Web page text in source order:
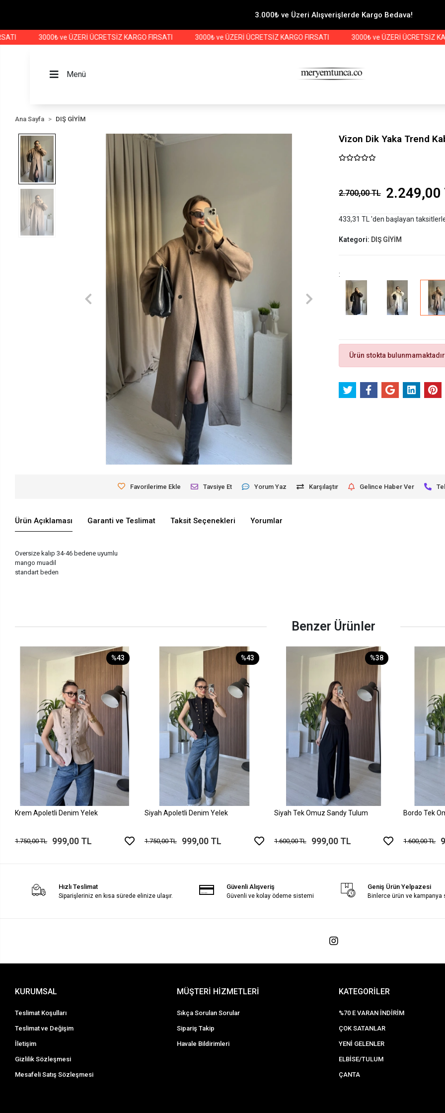
3.000₺ ve Üzeri Alışverişlerde Kargo Bedava!
3000₺ ve ÜZERİ ÜCRETSİZ KARGO FIRSATI 3000₺ ve ÜZERİ ÜCRETSİZ KARGO FIRSATI 3000₺ ve ÜZERİ ÜCRETSİZ KARGO
Menü
Ana Sayfa DIŞ GİYİM
Vizon Dik Yaka Trend
2.700,00 TL 2.249,00
433,31 TL 'den başlayan
Kategori: DIŞ GİYİM
:
Ürün stokta
Favorilerime Ekle Tavsiye Et Yorum Yaz Karşılaştır Gelince Haber Ver
Ürün Açıklaması Garanti ve Teslimat Taksit Seçenekleri Yorumlar
Oversize kalıp 34-46 bedene uyumlu
mango muadil
standart beden
Benzer Ürünler
%43
Krem Apoletli Denim Yelek
1.750,00 TL 999,00 TL
%43
Siyah Apoletli Denim Yelek
1.750,00 TL 999,00 TL
%38
Siyah Tek Omuz Sandy Tulum
1.600,00 TL 999,00 TL
Bordo Tek
1.600,00 TL
Hızlı Teslimat
Siparişleriniz en kısa sürede elinize ulaşır.
Güvenli Alışveriş
Güvenli ve kolay ödeme sistemi
Geniş Ürün Yelpazesi
Binlerce ürün ve kampanya
KURUMSAL
Teslimat Koşulları
Teslimat ve Değişim
İletişim
Gizlilik Sözleşmesi
Mesafeli Satış Sözleşmesi
MÜŞTERİ HİZMETLERİ
Sıkça Sorulan Sorular
Sipariş Takip
Havale Bildirimleri
KATEGORİLER
%70 E VARAN İNDİRİM
ÇOK SATANLAR
YENİ GELENLER
ELBİSE/TULUM
ÇANTA